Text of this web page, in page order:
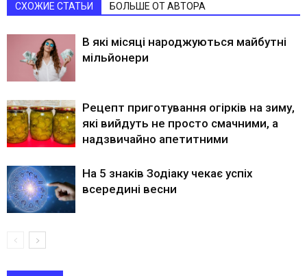
СХОЖИЕ СТАТЬИ БОЛЬШЕ ОТ АВТОРА
В які місяці народжуються майбутні
мільйонери
Рецепт приготування огірків на зиму,
які вийдуть не просто смачними, а
надзвичайно апетитними
На 5 знаків Зодіаку чекає успіх
всередині весни